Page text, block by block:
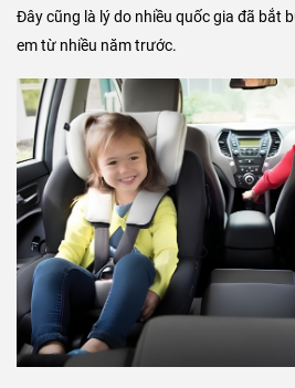
Đây cũng là lý do nhiều quốc gia đã bắt
em từ nhiều năm trước.